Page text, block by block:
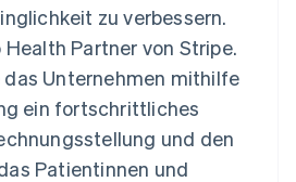
App-Marktplatz
zu verbessern.
Partner von Stripe.
Unternehmen mithilfe
ein fortschrittliches
und den
Patientinnen und